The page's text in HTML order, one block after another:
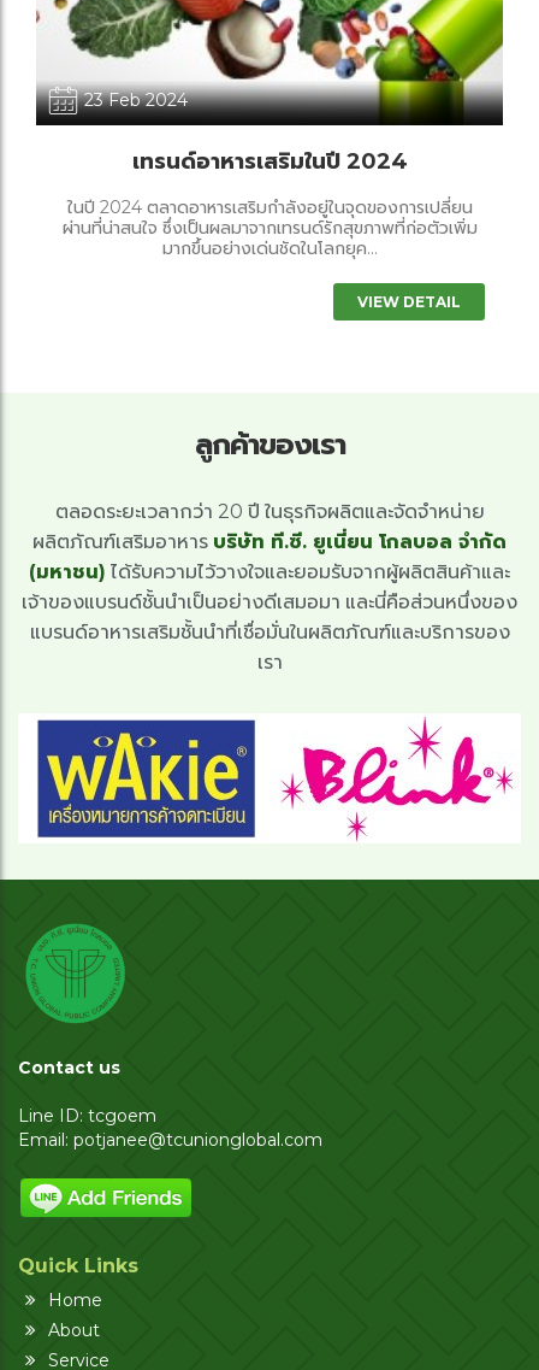
23 Feb 2024
เทรนด์อาหารเสริมในปี 2024
ในปี 2024 ตลาดอาหารเสริมกำลังอยู่ในจุดของการเปลี่ยน
ผ่านที่น่าสนใจ ซึ่งเป็นผลมาจากเทรนด์รักสุขภาพที่ก่อตัวเพิ่ม
มากขึ้นอย่างเด่นชัดในโลกยุค...
VIEW DETAIL
ลูกค้าของเรา
ตลอดระยะเวลากว่า 20 ปี ในธุรกิจผลิตและจัดจำหน่าย
ผลิตภัณฑ์เสริมอาหาร บริษัท ที.ซี. ยูเนี่ยน โกลบอล จำกัด
(มหาชน) ได้รับความไว้วางใจและยอมรับจากผู้ผลิตสินค้าและ
เจ้าของแบรนด์ชั้นนำเป็นอย่างดีเสมอมา และนี่คือส่วนหนึ่งของ
แบรนด์อาหารเสริมชั้นนำที่เชื่อมั่นในผลิตภัณฑ์และบริการของ
เรา
Contact us
Line ID: tcgoem
Email: potjanee@tcunionglobal.com
Quick Links
Home
About
Service